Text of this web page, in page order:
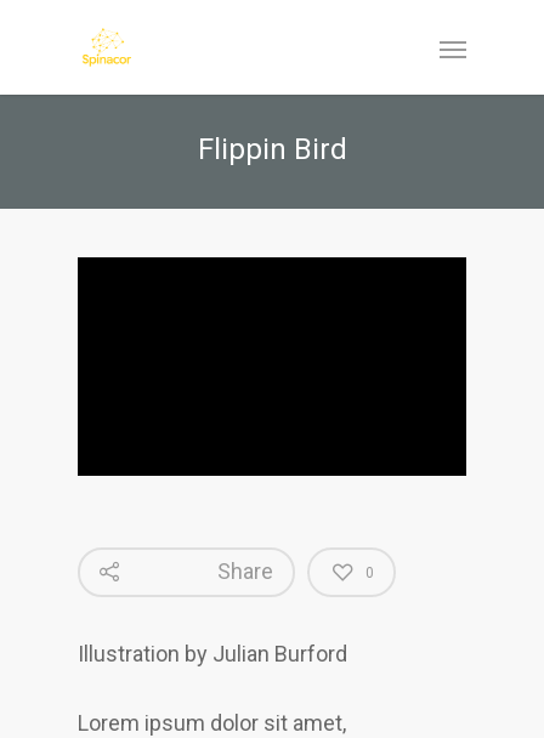
Flippin Bird
Share 0
Illustration by Julian Burford
Lorem ipsum dolor sit amet,